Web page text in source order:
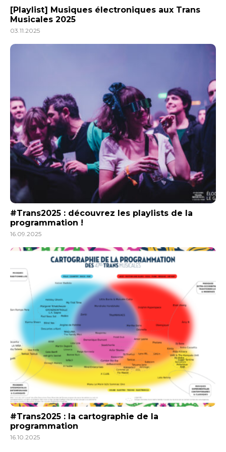
[Playlist] Musiques électroniques aux Trans
Musicales 2025
03.11.2025
#Trans2025 : découvrez les playlists de la
programmation !
16.09.2025
#Trans2025 : la cartographie de la
programmation
16.10.2025